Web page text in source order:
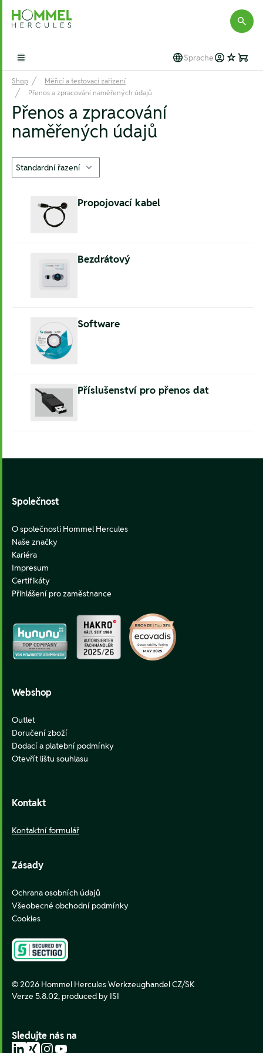
Hommel Hercules
Open main menu Sprache
Shop
Měřicí a testovací zařízení
Přenos a zpracování naměřených údajů
Přenos a zpracování
naměřených údajů
Propojovací kabel
Bezdrátový
Software
Příslušenství pro přenos dat
Společnost
O společnosti Hommel Hercules
Naše značky
Kariéra
Impresum
Certifikáty
Přihlášení pro zaměstnance
Webshop
Outlet
Doručení zboží
Dodací a platební podmínky
Otevřít lištu souhlasu
Kontakt
Kontaktní formulář
Zásady
Ochrana osobních údajů
Všeobecné obchodní podmínky
Cookies
© 2026 Hommel Hercules Werkzeughandel CZ/SK
Verze 5.8.02, produced by ISI
Sledujte nás na